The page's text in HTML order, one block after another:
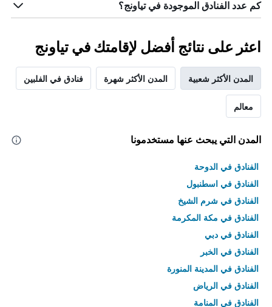
كم عدد الفنادق الموجودة في تياونج؟
اعثر على نتائج أفضل لإقامتك في تياونج
المدن الأكثر شعبية المدن الأكثر شهرة فنادق في الفلبين
معالم
المدن التي يبحث عنها مستخدمونا
الفنادق في الدوحة
الفنادق في اسطنبول
الفنادق في شرم الشيخ
الفنادق في مكة المكرمة
الفنادق في دبي
الفنادق في الخبر
الفنادق في المدينة المنورة
الفنادق في الرياض
الفنادق في المنامة